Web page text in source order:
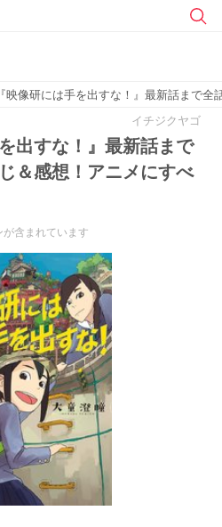
映像研には手を出すな！』最新話まで
イチジクヤゴ
出すな！』最新話まで
＆感想！アニメにすべ
含まれています